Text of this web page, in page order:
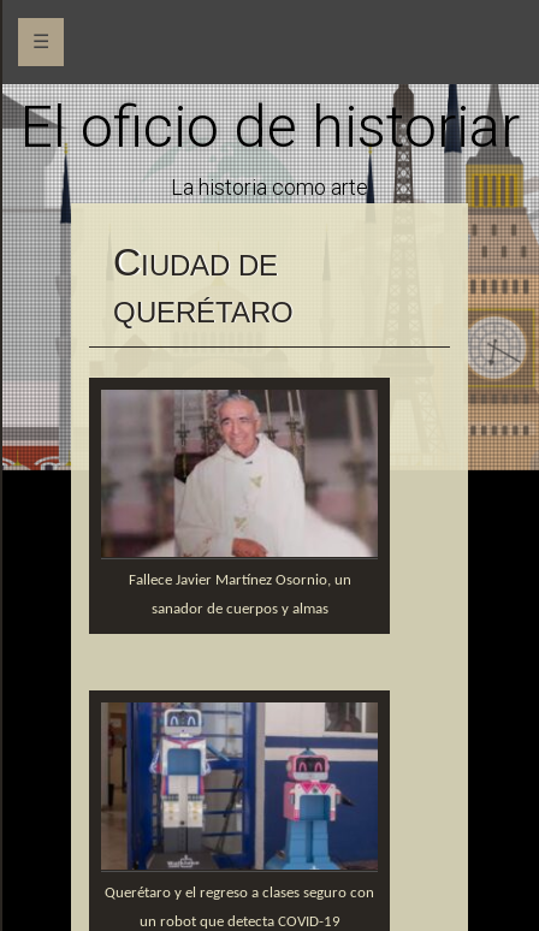
☰
El oficio de historiar
La historia como arte
CIUDAD DE
QUERÉTARO
Fallece Javier Martínez Osornio, un
sanador de cuerpos y almas
Querétaro y el regreso a clases seguro con
un robot que detecta COVID-19